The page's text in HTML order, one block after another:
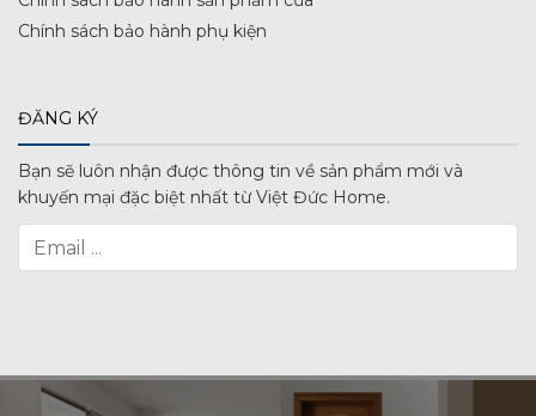
Chính sách bảo hành phụ kiện
ĐĂNG KÝ
Bạn sẽ luôn nhận được thông tin về sản phẩm mới và
khuyến mại đặc biệt nhất từ Việt Đức Home.